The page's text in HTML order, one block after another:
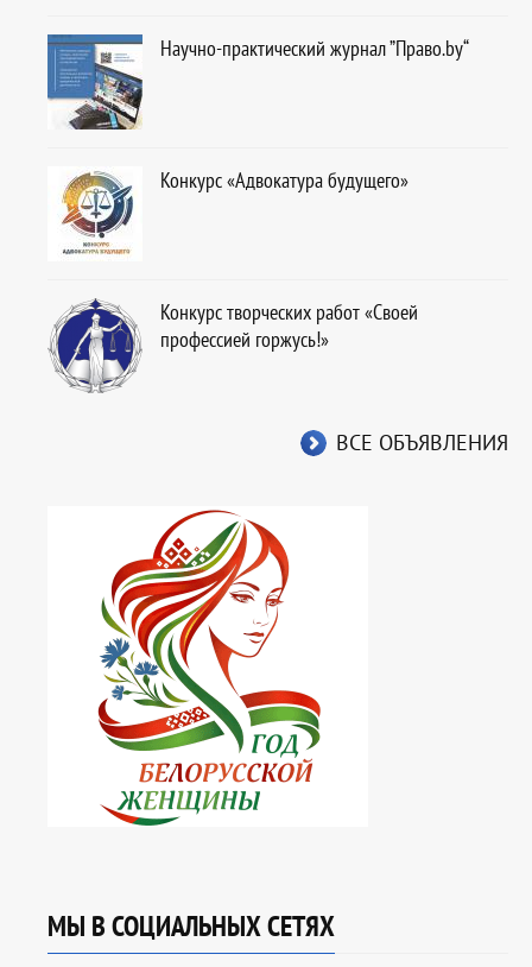
Научно-практический журнал ”Право.by“
Конкурс «Адвокатура будущего»
Конкурс творческих работ «Своей
профессией горжусь!»
ВСЕ ОБЪЯВЛЕНИЯ
МЫ В СОЦИАЛЬНЫХ СЕТЯХ